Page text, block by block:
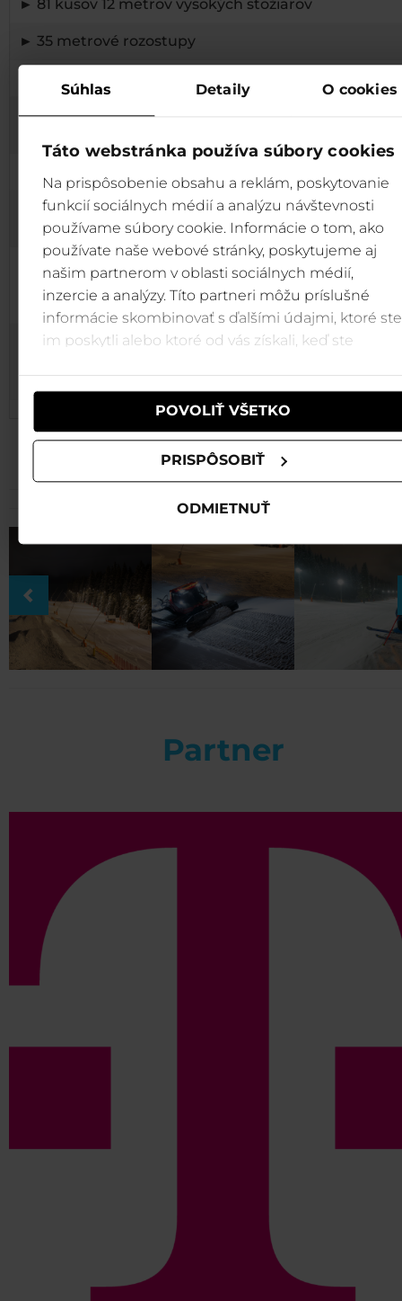
Súhlas Detaily O cookies
Táto webstránka používa súbory cookies
Na prispôsobenie obsahu a reklám, poskytovanie
funkcií sociálnych médií a analýzu návštevnosti
používame súbory cookie. Informácie o tom, ako
používate naše webové stránky, poskytujeme aj
našim partnerom v oblasti sociálnych médií,
inzercie a analýzy. Títo partneri môžu príslušné
informácie skombinovať s ďalšími údajmi, ktoré ste
im poskytli alebo ktoré od vás získali, keď ste
POVOLIŤ VŠETKO
PRISPÔSOBIŤ
ODMIETNUŤ
► 81 kusov 12 metrov vysokých stožiarov
► 35 metrové rozostupy
► 2700m dĺžka modrej zjazdovky Chaletová
► obsluhované modernou 8miestnou kabínkovou
lanovkou A3 Grand-Brhliská SUPERJET
► prísne ekologické podmienky
: LED technológia,
so špecialnými tienidlami nasmerované len na
ktoré nepresvecujú les
► Osvetlená ostávazjazdovka Biela Púť so
ajlyžiarska spojkaHappy End medzi oboma
Partner